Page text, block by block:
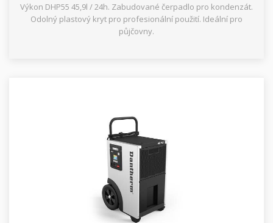
Výkon DHP55 45,9l / 24h. Zabudované čerpadlo pro kondenzát.
Odolný plastový kryt pro profesionální použití. Ideální pro
půjčovny.